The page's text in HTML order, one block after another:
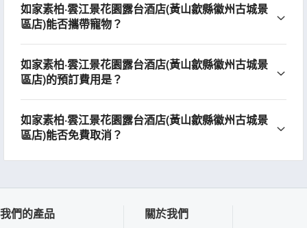
如家素柏·雲江景花園露台酒店(黃山歙縣徽州古城景
區店)能否攜帶寵物？
如家素柏·雲江景花園露台酒店(黃山歙縣徽州古城景
區店)的預訂費用是？
如家素柏·雲江景花園露台酒店(黃山歙縣徽州古城景
區店)能否免費取消？
我們的產品 關於我們